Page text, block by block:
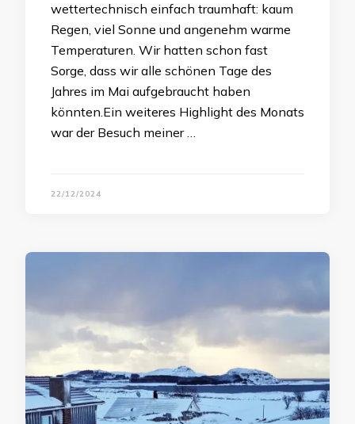
wettertechnisch einfach traumhaft: kaum
Regen, viel Sonne und angenehm warme
Temperaturen. Wir hatten schon fast
Sorge, dass wir alle schönen Tage des
Jahres im Mai aufgebraucht haben
könnten.Ein weiteres Highlight des Monats
war der Besuch meiner …
22/12/2024